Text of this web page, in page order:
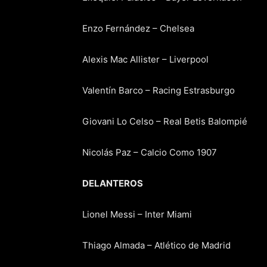
Enzo Fernández – Chelsea
Alexis Mac Allister – Liverpool
Valentín Barco – Racing Estrasburgo
Giovani Lo Celso – Real Betis Balompié
Nicolás Paz – Calcio Como 1907
DELANTEROS
Lionel Messi – Inter Miami
Thiago Almada – Atlético de Madrid